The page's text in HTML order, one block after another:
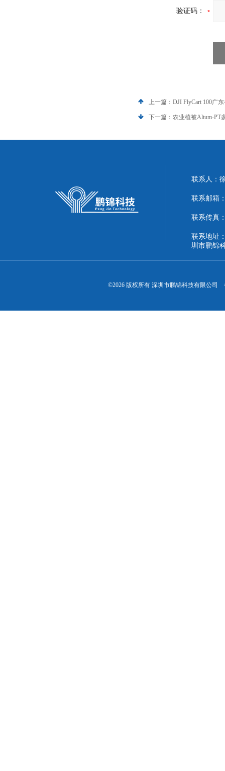
验证码：
上一篇： DJI FlyCart 100广
下一篇： 农业植被Altum-PT
联系人：
联系邮箱
联系传真
联系地址
圳市鹏锦
©2026 版权所有 深圳市鹏锦科技有限公司